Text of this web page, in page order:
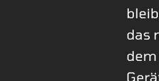
das
dem